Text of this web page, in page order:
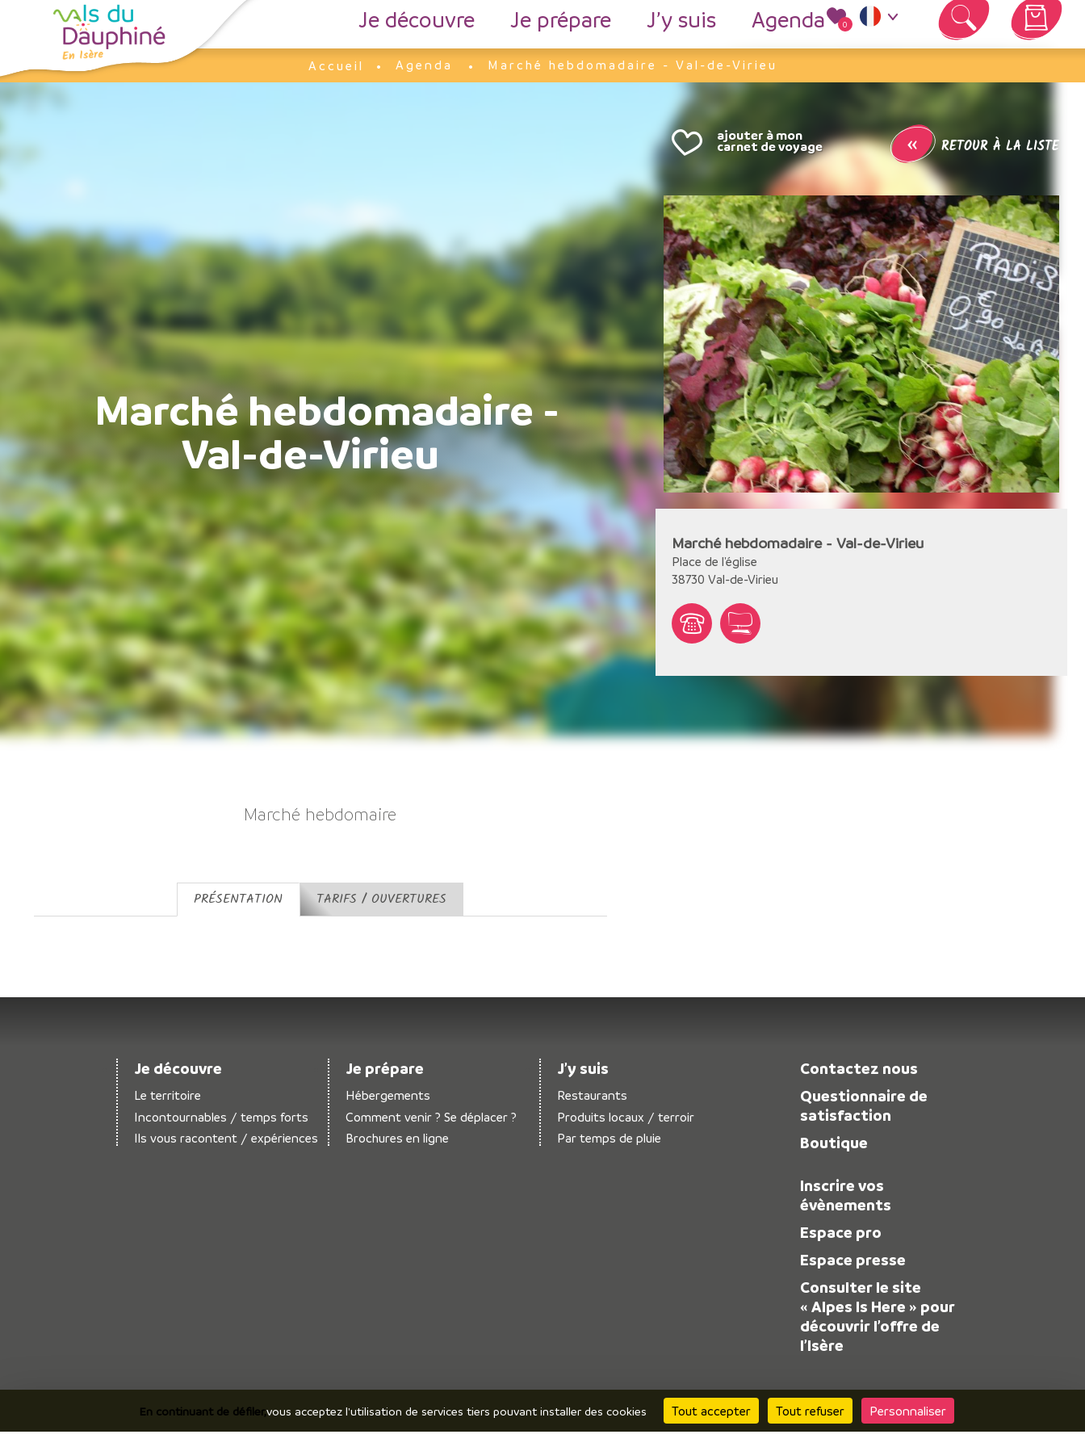
Je découvre Je prépare J’y suis Agenda 0
Votre panier est vide
Accueil
Agenda Marché hebdomadaire - Val-de-Virieu
Marché hebdomadaire -
Val-de-Virieu
Marché hebdomaire
PRÉSENTATION TARIFS / OUVERTURES
« RETOUR À LA LISTE
Marché hebdomadaire - Val-de-Virieu
Place de l'église
38730 Val-de-Virieu
Je découvre
Le territoire
Incontournables / temps forts
Ils vous racontent / expériences
Je prépare
Hébergements
Comment venir ? Se déplacer ?
Brochures en ligne
J’y suis
Restaurants
Produits locaux / terroir
Par temps de pluie
Contactez nous
Questionnaire de
satisfaction
Boutique
Inscrire vos
évènements
Espace pro
Espace presse
Consulter le site
« Alpes Is Here » pour
découvrir l’offre de
l’Isère
Politique de confidentialité• Réalisation :Mill, Privas
Panneau de gestion des cookies
En continuant de défiler,vous acceptez l'utilisation de services tiers pouvant installer des cookies Tout accepter Tout refuser Personnaliser